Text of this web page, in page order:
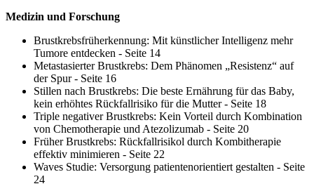
Medizin und Forschung
Brustkrebsfrüherkennung: Mit künstlicher Intelligenz mehr
Tumore entdecken - Seite 14
Metastasierter Brustkrebs: Dem Phänomen „Resistenz“ auf
der Spur - Seite 16
Stillen nach Brustkrebs: Die beste Ernährung für das Baby,
kein erhöhtes Rückfallrisiko für die Mutter - Seite 18
Triple negativer Brustkrebs: Kein Vorteil durch Kombination
von Chemotherapie und Atezolizumab - Seite 20
Früher Brustkrebs: Rückfallrisikol durch Kombitherapie
effektiv minimieren - Seite 22
Waves Studie: Versorgung patientenorientiert gestalten - Seite
24